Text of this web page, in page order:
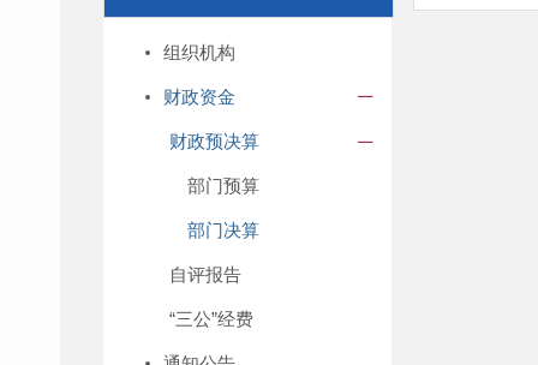
组织机构
财政资金
财政预决算
部门预算
部门决算
自评报告
“三公”经费